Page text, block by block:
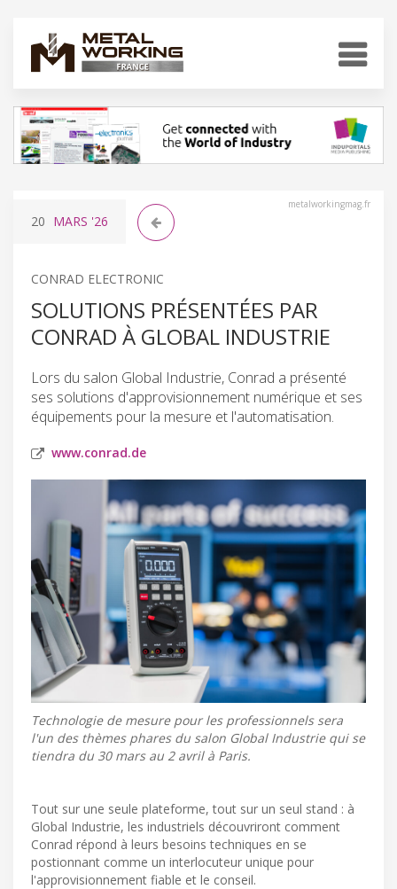
metalworkingmag.fr
20 MARS '26
CONRAD ELECTRONIC
SOLUTIONS PRÉSENTÉES PAR
CONRAD À GLOBAL INDUSTRIE
Lors du salon Global Industrie, Conrad a présenté
ses solutions d'approvisionnement numérique et ses
équipements pour la mesure et l'automatisation.
www.conrad.de
Technologie de mesure pour les professionnels sera
l'un des thèmes phares du salon Global Industrie qui se
tiendra du 30 mars au 2 avril à Paris.
Tout sur une seule plateforme, tout sur un seul stand : à
Global Industrie, les industriels découvriront comment
Conrad répond à leurs besoins techniques en se
postionnant comme un interlocuteur unique pour
l'approvisionnement fiable et le conseil.